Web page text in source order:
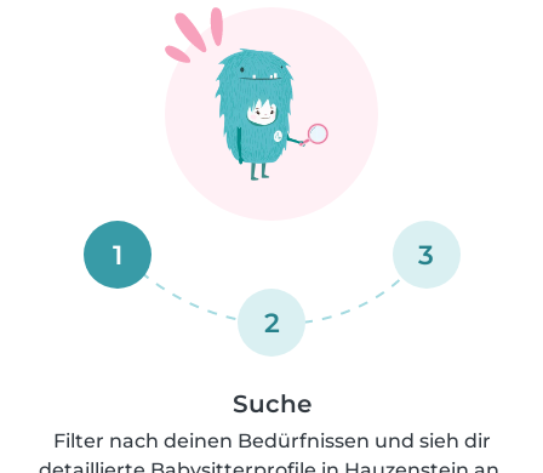
1
2
3
Suche
Filter nach deinen Bedürfnissen und sieh dir